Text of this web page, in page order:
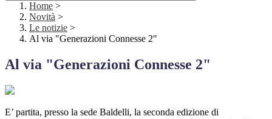
Home >
Novità >
Le notizie >
Al via "Generazioni Connesse 2"
Al via "Generazioni Connesse 2"
E’ partita, presso la sede Baldelli, la seconda edizione di